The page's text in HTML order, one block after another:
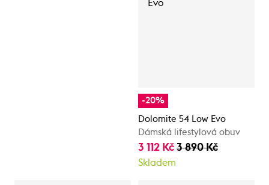
-20%
Dolomite 54 Low Evo
Dámská lifestylová obuv
3 112 Kč 3 890 Kč
Skladem